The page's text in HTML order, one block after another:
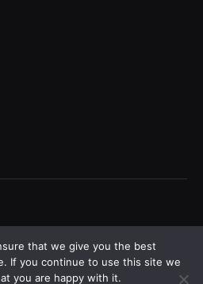
that we give you the best
If you continue to use this site we
you are happy with it.